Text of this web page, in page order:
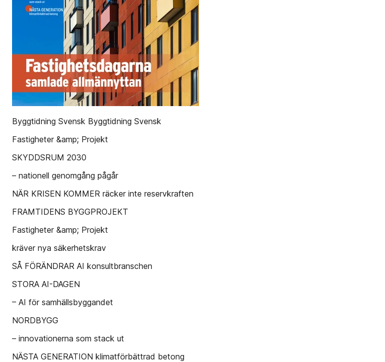
Byggtidning Svensk Byggtidning Svensk
Fastigheter &amp; Projekt
SKYDDSRUM 2030
– nationell genomgång pågår
NÄR KRISEN KOMMER räcker inte reservkraften
FRAMTIDENS BYGGPROJEKT
Fastigheter &amp; Projekt
kräver nya säkerhetskrav
SÅ FÖRÄNDRAR AI konsultbranschen
STORA AI-DAGEN
– AI för samhällsbyggandet
NORDBYGG
– innovationerna som stack ut
NÄSTA GENERATION klimatförbättrad betong